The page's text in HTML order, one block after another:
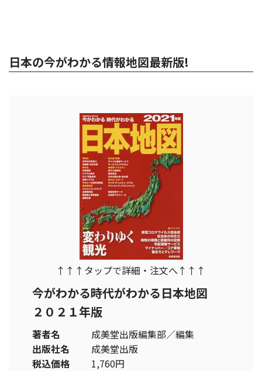
日本の今がわかる情報地図最新版!
↑↑↑タップで詳細・注文へ↑↑↑
今がわかる時代がわかる日本地図
２０２１年版
著者名
成美堂出版編集部／編集
出版社名
成美堂出版
税込価格
1,760円